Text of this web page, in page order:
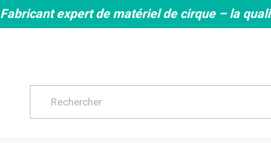
Fabricant expert de matériel de cirque – la